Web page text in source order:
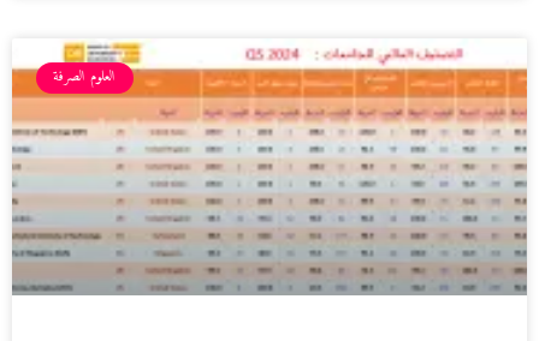
العلوم الصرفة